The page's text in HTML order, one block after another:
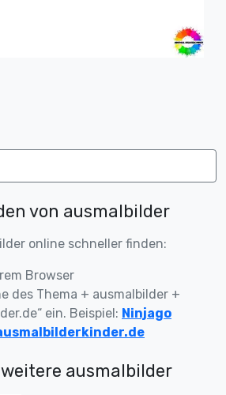
von ausmalbilder
online schneller finden:
Browser
des Thema + ausmalbilder +
ein. Beispiel: Ninjago
weitere ausmalbilder